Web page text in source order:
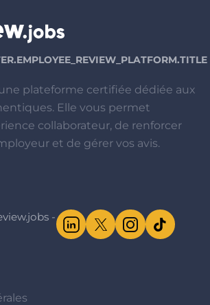
plateforme certifiée dédiée aux
Elle vous permet
collaborateur, de renforcer
et de gérer vos avis.
-